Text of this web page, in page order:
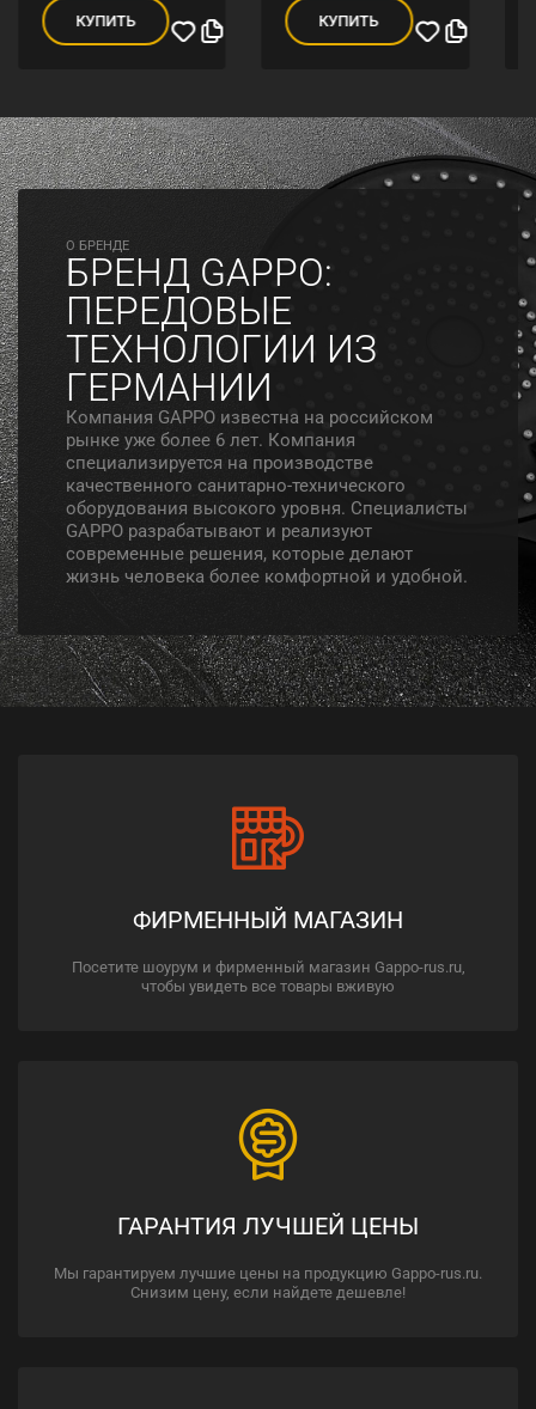
КУПИТЬ КУПИТЬ
O БРЕНДЕ
БРЕНД GAPPO:
ПЕРЕДОВЫЕ
ТЕХНОЛОГИИ ИЗ
ГЕРМАНИИ
Компания GAPPO известна на российском
рынке уже более 6 лет. Компания
специализируется на производстве
качественного санитарно-технического
оборудования высокого уровня. Специалисты
GAPPO разрабатывают и реализуют
современные решения, которые делают
жизнь человека более комфортной и удобной.
ФИРМЕННЫЙ МАГАЗИН
Посетите шоурум и фирменный магазин Gappo-rus.ru,
чтобы увидеть все товары вживую
ГАРАНТИЯ ЛУЧШЕЙ ЦЕНЫ
Мы гарантируем лучшие цены на продукцию Gappo-rus.ru.
Снизим цену, если найдете дешевле!